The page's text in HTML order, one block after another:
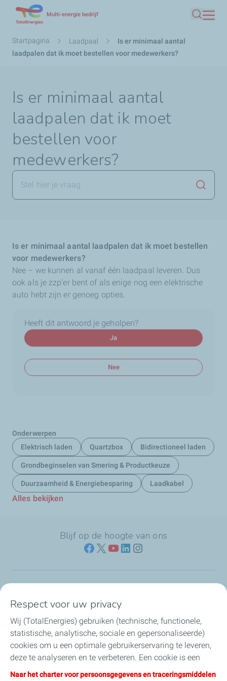
naar
de
Multi-energie bedrijf
Zoeken
Kruimelpad
Startpagina Laadpaal
Is er minimaal aantal
laadpalen dat ik moet bestellen voor medewerkers?
Is er minimaal aantal
laadpalen dat ik moet
bestellen voor
medewerkers?
Is er minimaal aantal laadpalen dat ik moet bestellen
voor medewerkers?
Nee – we kunnen al vanaf één laadpaal leveren. Dus
ook als je zzp’er bent of als enige nog een elektrische
auto hebt zijn er genoeg opties.
Heeft dit antwoord je geholpen?
Ja
Nee
Onderwerpen
Elektrisch laden
Quartzbox Bidirectioneel laden
Grondbeginselen van Smering & Productkeuze
Duurzaamheid & Energiebesparing Laadkabel
Alles bekijken
Blijf op de hoogte van ons
Producten & services
Koolstofarme brandstoffen
Direct regelen & contact
Respect voor uw privacy
Wij (TotalEnergies) gebruiken (technische, functionele,
statistische, analytische, sociale en gepersonaliseerde)
cookies om u een optimale gebruikerservaring te leveren,
deze te analyseren en te verbeteren. Een cookie is een
klein tekstbestand dat bij het eerste bezoek aan een
Naar het charter voor persoonsgegevens en traceringsmiddelen